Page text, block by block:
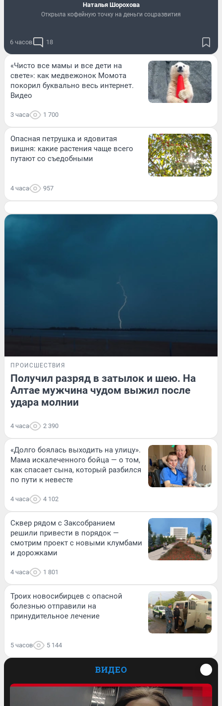
Наталья Шорохова
Открыла кофейную точку на деньги соцразвития
6 часов 18
«Чисто все мамы и все дети на
свете»: как медвежонок Момота
покорил буквально весь интернет.
Видео
3 часа 1 700
Опасная петрушка и ядовитая
вишня: какие растения чаще всего
путают со съедобными
4 часа 957
ПРОИСШЕСТВИЯ
Получил разряд в затылок и шею. На
Алтае мужчина чудом выжил после
удара молнии
4 часа 2 390
«Долго боялась выходить на улицу».
Мама искалеченного бойца — о том,
как спасает сына, который разбился
по пути к невесте
4 часа 4 102
Сквер рядом с Заксобранием
решили привести в порядок —
смотрим проект с новыми клумбами
и дорожками
4 часа 1 801
Троих новосибирцев с опасной
болезнью отправили на
принудительное лечение
5 часов 5 144
ВИДЕО